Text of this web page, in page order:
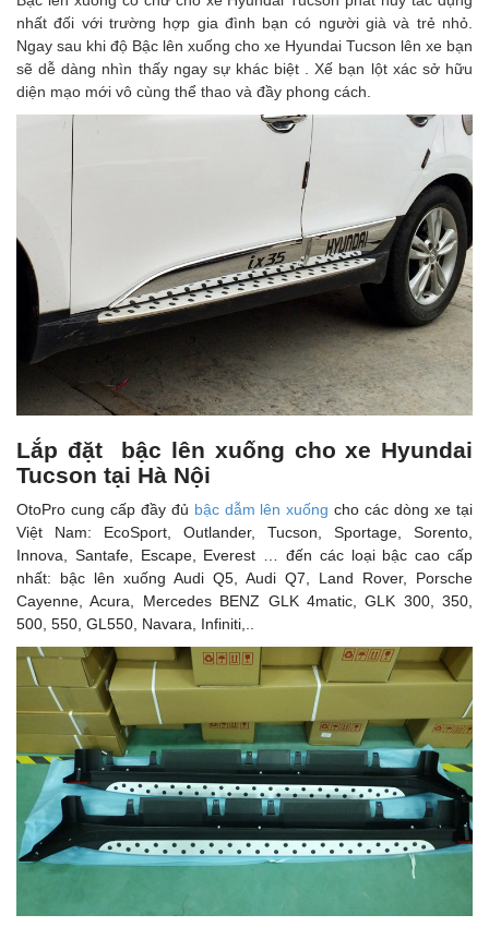
nhất đối với trường hợp gia đình bạn có người già và trẻ nhỏ.
Ngay sau khi độ Bậc lên xuống cho xe Hyundai Tucson lên xe bạn
sẽ dễ dàng nhìn thấy ngay sự khác biệt . Xế bạn lột xác sở hữu
diện mạo mới vô cùng thể thao và đầy phong cách.
Lắp đặt bậc lên xuống cho xe Hyundai
Tucson tại Hà Nội
OtoPro cung cấp đầy đủ bậc dẫm lên xuống cho các dòng xe tại
Việt Nam: EcoSport, Outlander, Tucson, Sportage, Sorento,
Innova, Santafe, Escape, Everest … đến các loại bậc cao cấp
nhất: bậc lên xuống Audi Q5, Audi Q7, Land Rover, Porsche
Cayenne, Acura, Mercedes BENZ GLK 4matic, GLK 300, 350,
500, 550, GL550, Navara, Infiniti,..